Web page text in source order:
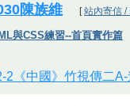
陳族維 [站內寄信 /
與CSS練習--首頁實作篇
2《中國》竹視傳二